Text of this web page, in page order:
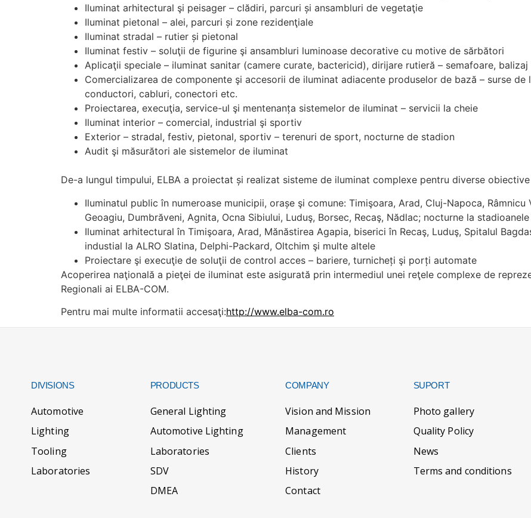
Iluminat arhitectural şi peisager – clădiri, parcuri și ansambluri de vegetaţie
Iluminat pietonal – alei, parcuri și zone rezidenţiale
Iluminat stradal – rutier și pietonal
Iluminat festiv – soluţii de figurine şi ansambluri luminoase decorative cu motive de sărbători
Aplicaţii speciale – iluminat sanitar (camere curate, bactericid), dirijare rutieră – semafoare,
Comercializarea de componente şi accesorii de iluminat adiacente produselor de bază – surse
conductori, cabluri, conectori etc.
Proiectarea, execuţia, service-ul şi mentenanța sistemelor de iluminat – servicii la cheie
Iluminat interior – comercial, industrial şi sportiv
Exterior – stradal, festiv, pietonal, sportiv – terenuri de sport, nocturne de stadion
Audit şi măsurători ale sistemelor de iluminat
De-a lungul timpului, ELBA a proiectat și realizat sisteme de iluminat complexe pentru diverse
Iluminatul public în numeroase municipii, orașe şi comune: Timişoara, Arad, Cluj-Napoca, Râmnicu
Geoagiu, Dumbrăveni, Agnita, Ocna Sibiului, Luduş, Borsec, Recaş, Nădlac; nocturne la
Iluminat arhitectural în Timişoara, Arad, Mănăstirea Agapia, biserici în Recaş, Luduş, Spitalul
industial la ALRO Slatina, Delphi-Packard, Oltchim şi multe altele
Proiectare şi execuţie de soluţii de control acces – bariere, turnicheți şi porți automate
Acoperirea naţională a pieţei de iluminat este asigurată prin intermediul unei reţele complexe de
Regionali ai ELBA-COM.
Pentru mai multe informatii accesaţi:http://www.elba-com.ro
DIVISIONS
Automotive
Lighting
Tooling
Laboratories
PRODUCTS
General Lighting
Automotive Lighting
Laboratories
SDV
DMEA
COMPANY
Vision and Mission
Management
Clients
History
Contact
SUPORT
Photo gallery
Quality Policy
News
Terms and conditions